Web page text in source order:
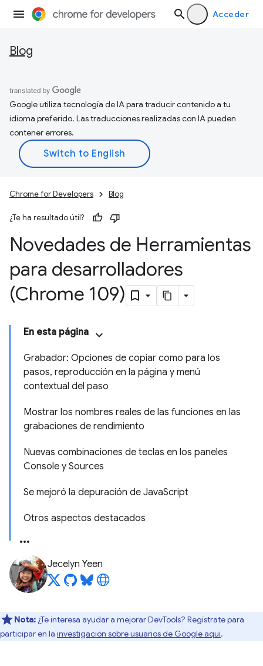
Acceder
Blog
Google utiliza tecnología de IA para traducir contenido a tu
idioma preferido. Las traducciones realizadas con IA pueden
contener errores.
Chrome for Developers Blog
¿Te ha resultado útil?
Novedades de Herramientas
para desarrolladores
(Chrome 109)
En esta página
Grabador: Opciones de copiar como para los
pasos, reproducción en la página y menú
contextual del paso
Mostrar los nombres reales de las funciones en las
grabaciones de rendimiento
Nuevas combinaciones de teclas en los paneles
Console y Sources
Se mejoró la depuración de JavaScript
Otros aspectos destacados
Jecelyn Yeen
Nota: ¿Te interesa ayudar a mejorar DevTools? Regístrate para
participar en la investigación sobre usuarios de Google aquí.